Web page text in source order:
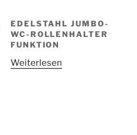
EDELSTAHL JUMBO-
WC-ROLLENHALTER
FUNKTION
Weiterlesen